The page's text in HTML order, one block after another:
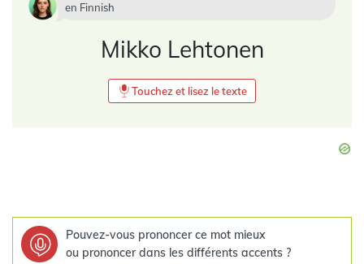
en Finnish
Mikko Lehtonen
Touchez et lisez le texte
Pouvez-vous prononcer ce mot mieux
ou prononcer dans les différents accents ?